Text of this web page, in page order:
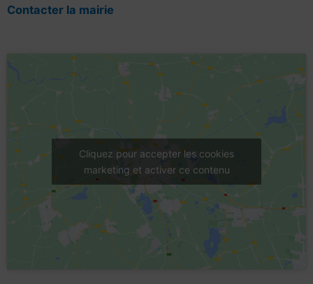
Contacter la mairie
Cliquez pour accepter les cookies
marketing et activer ce contenu